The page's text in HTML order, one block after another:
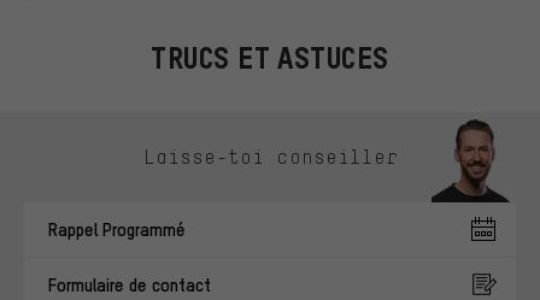
TRUCS ET ASTUCES
Laisse-toi conseiller
Rappel Programmé
Formulaire de contact